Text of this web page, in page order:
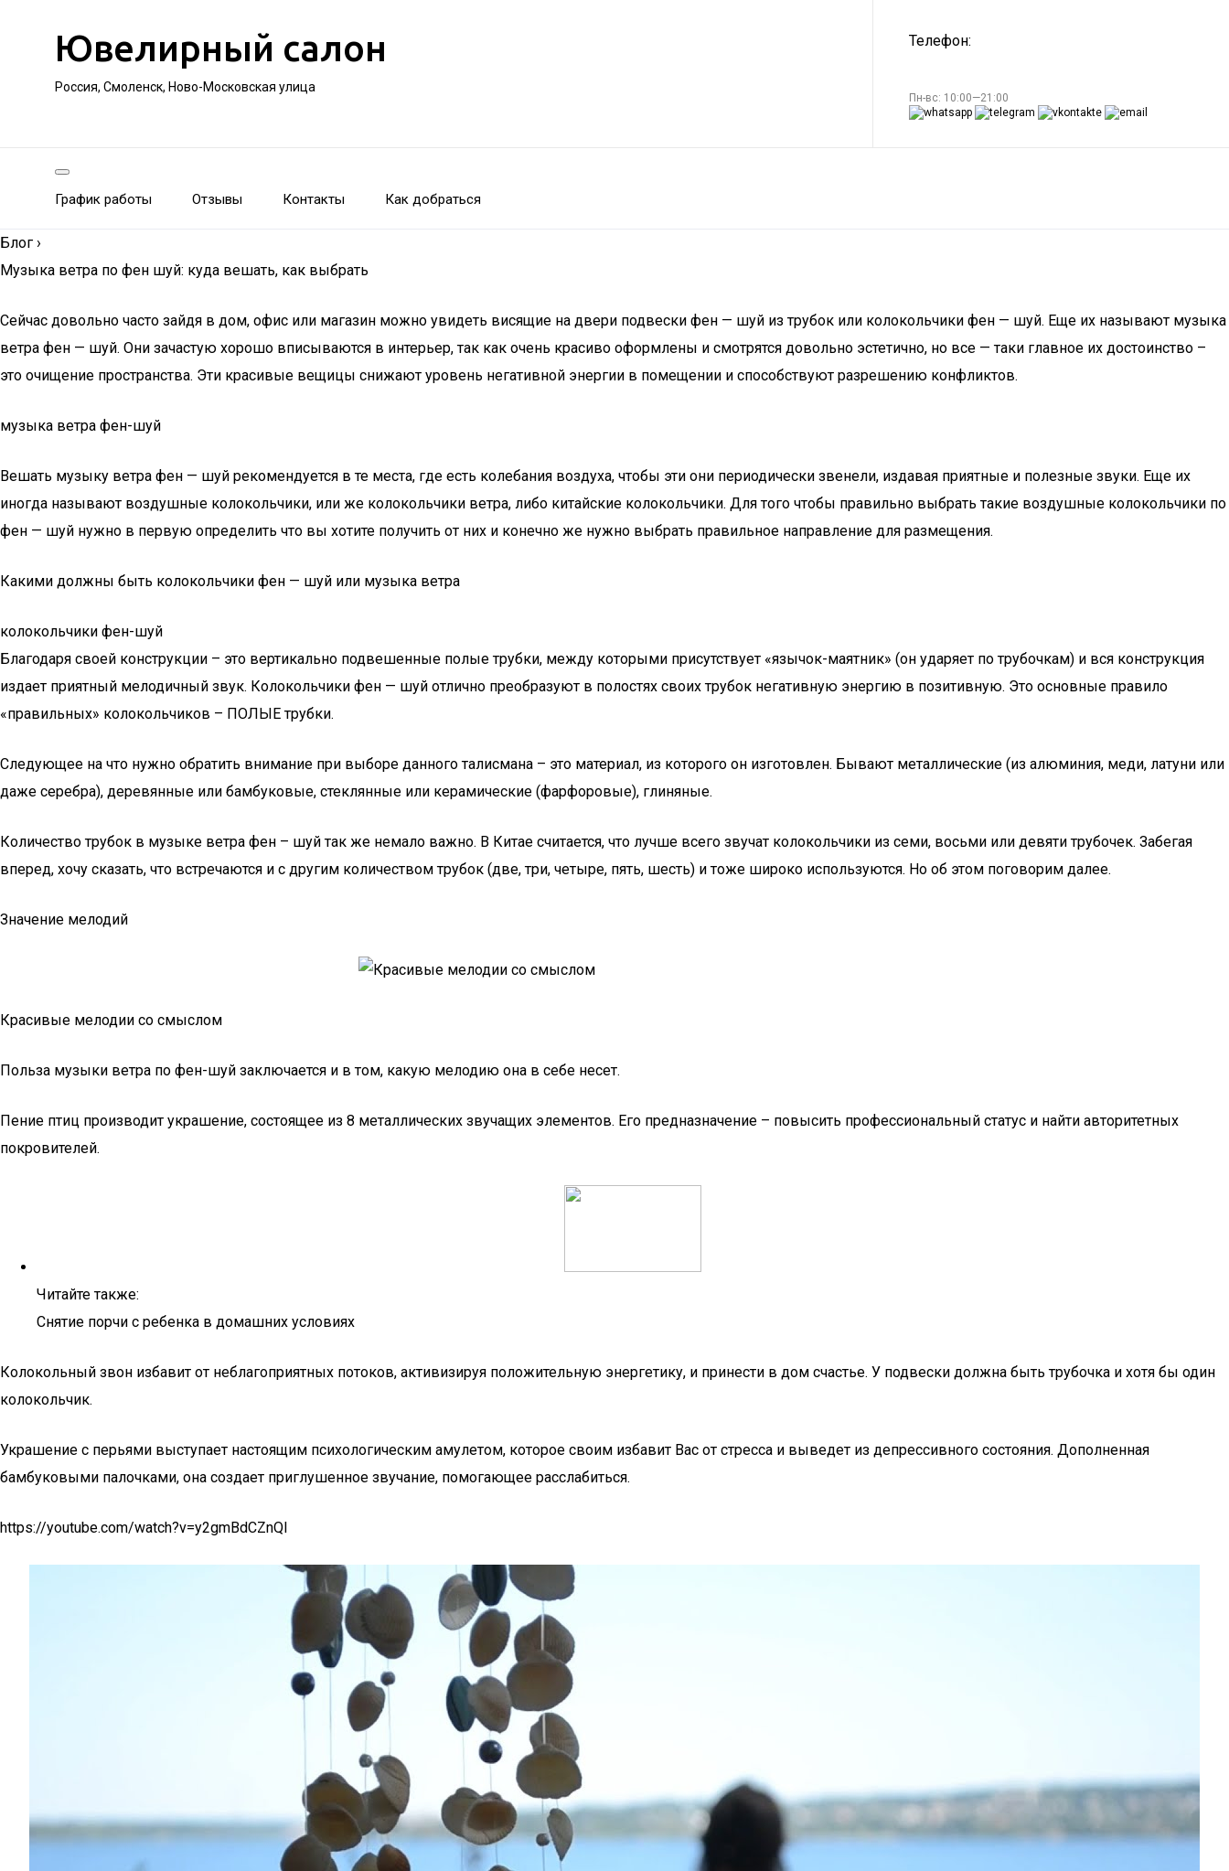
Ювелирный салон
Россия, Смоленск, Ново-Московская улица
Телефон:
Пн-вс: 10:00—21:00
График работы Отзывы Контакты Как добраться
Блог ›
Музыка ветра по фен шуй: куда вешать, как выбрать
Сейчас довольно часто зайдя в дом, офис или магазин можно увидеть висящие на двери подвески фен — шуй из трубок или колокольчики фен — шуй. Еще их называют музыка
ветра фен — шуй. Они зачастую хорошо вписываются в интерьер, так как очень красиво оформлены и смотрятся довольно эстетично, но все — таки главное их достоинство –
это очищение пространства. Эти красивые вещицы снижают уровень негативной энергии в помещении и способствуют разрешению конфликтов.
музыка ветра фен-шуй
Вешать музыку ветра фен — шуй рекомендуется в те места, где есть колебания воздуха, чтобы эти они периодически звенели, издавая приятные и полезные звуки. Еще их
иногда называют воздушные колокольчики, или же колокольчики ветра, либо китайские колокольчики. Для того чтобы правильно выбрать такие воздушные колокольчики по
фен — шуй нужно в первую определить что вы хотите получить от них и конечно же нужно выбрать правильное направление для размещения.
Какими должны быть колокольчики фен — шуй или музыка ветра
колокольчики фен-шуй
Благодаря своей конструкции – это вертикально подвешенные полые трубки, между которыми присутствует «язычок-маятник» (он ударяет по трубочкам) и вся конструкция
издает приятный мелодичный звук. Колокольчики фен — шуй отлично преобразуют в полостях своих трубок негативную энергию в позитивную. Это основные правило
«правильных» колокольчиков – ПОЛЫЕ трубки.
Следующее на что нужно обратить внимание при выборе данного талисмана – это материал, из которого он изготовлен. Бывают металлические (из алюминия, меди, латуни или
даже серебра), деревянные или бамбуковые, стеклянные или керамические (фарфоровые), глиняные.
Количество трубок в музыке ветра фен – шуй так же немало важно. В Китае считается, что лучше всего звучат колокольчики из семи, восьми или девяти трубочек. Забегая
вперед, хочу сказать, что встречаются и с другим количеством трубок (две, три, четыре, пять, шесть) и тоже широко используются. Но об этом поговорим далее.
Значение мелодий
Красивые мелодии со смыслом
Польза музыки ветра по фен-шуй заключается и в том, какую мелодию она в себе несет.
Пение птиц производит украшение, состоящее из 8 металлических звучащих элементов. Его предназначение – повысить профессиональный статус и найти авторитетных
покровителей.
Читайте также:
Снятие порчи с ребенка в домашних условиях
Колокольный звон избавит от неблагоприятных потоков, активизируя положительную энергетику, и принести в дом счастье. У подвески должна быть трубочка и хотя бы один
колокольчик.
Украшение с перьями выступает настоящим психологическим амулетом, которое своим избавит Вас от стресса и выведет из депрессивного состояния. Дополненная
бамбуковыми палочками, она создает приглушенное звучание, помогающее расслабиться.
https://youtube.com/watch?v=y2gmBdCZnQI